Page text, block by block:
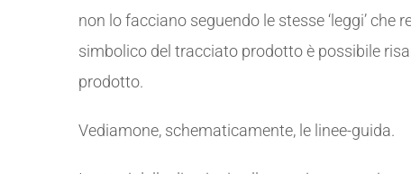
non lo facciano seguendo le stesse ‘leggi’
simbolico del tracciato prodotto è possibile
prodotto.
Vediamone, schematicamente, le linee-guida.